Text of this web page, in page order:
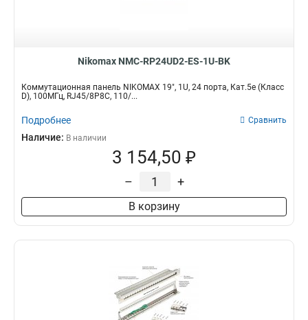
Nikomax NMC-RP24UD2-ES-1U-BK
Коммутационная панель NIKOMAX 19", 1U, 24 порта, Кат.5e (Класс
D), 100МГц, RJ45/8P8C, 110/...
Подробнее Сравнить
Наличие: В наличии
3 154,50 ₽
– +
В корзину